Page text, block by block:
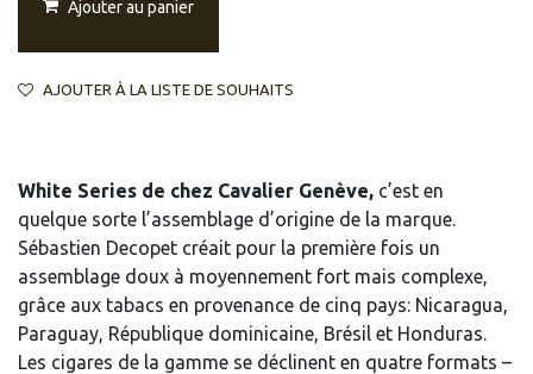
Ajouter au panier
AJOUTER À LA LISTE DE SOUHAITS
White Series de chez Cavalier Genève, c’est en
quelque sorte l’assemblage d’origine de la marque.
Sébastien Decopet créait pour la première fois un
assemblage doux à moyennement fort mais complexe,
grâce aux tabacs en provenance de cinq pays: Nicaragua,
Paraguay, République dominicaine, Brésil et Honduras.
Les cigares de la gamme se déclinent en quatre formats –